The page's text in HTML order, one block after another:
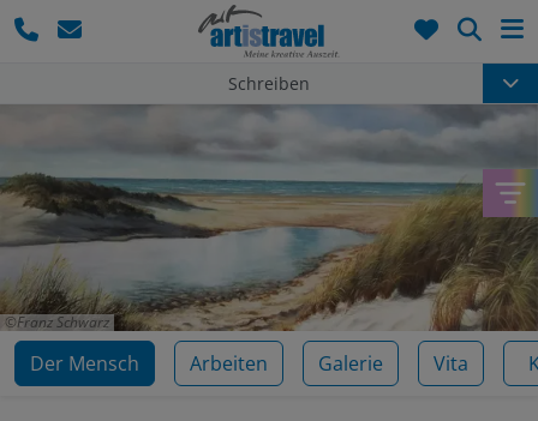
Schreiben
Franz Schwarz
Der Mensch Arbeiten Galerie Vita